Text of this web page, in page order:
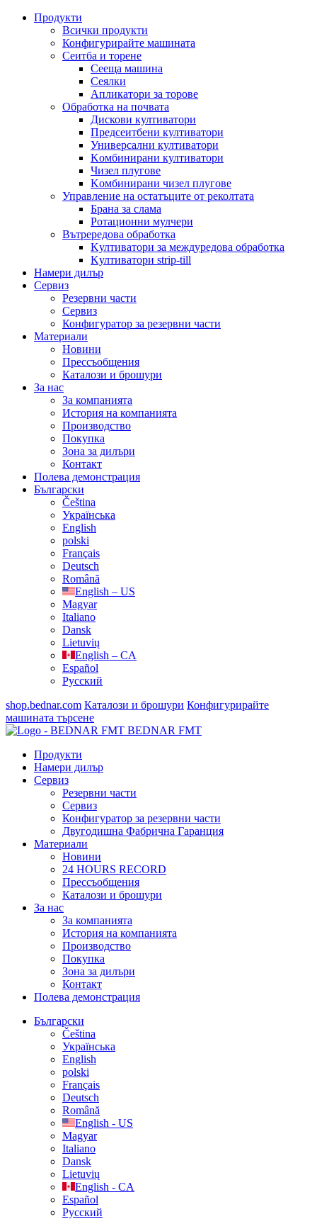
Продукти
Всички продукти
Конфигурирайте машината
Сеитба и торене
Cееща машина
Cеялки
Апликатори за торове
Обработка на почвата
Дискови култиватори
Предсеитбени култиватори
Универсални култиватори
Kомбинирани култиватори
Чизел плугове
Kомбинирани чизел плугове
Управление на остатъците от реколтата
Брана за слама
Pотационни мулчери
Вътрередова обработка
Kултиватори за междуредова обработка
Kултиватори strip-till
Намери дилър
Сервиз
Резервни части
Сервиз
Конфигуратор за резервни части
Материали
Новини
Прессъобщения
Каталози и брошури
За нас
За компанията
История на компанията
Производство
Покупка
Зона за дилъри
Контакт
Полева демонстрация
Български
Čeština
Українська
English
polski
Français
Deutsch
Română
English – US
Magyar
Italiano
Dansk
Lietuvių
English – CA
Español
Русский
shop.bednar.com Каталози и брошури Конфигурирайте
машината търсене
BEDNAR FMT
Продукти
Намери дилър
Сервиз
Резервни части
Сервиз
Конфигуратор за резервни части
Двугодишна Фабрична Гаранция
Материали
Новини
24 HOURS RECORD
Прессъобщения
Каталози и брошури
За нас
За компанията
История на компанията
Производство
Покупка
Зона за дилъри
Контакт
Полева демонстрация
Български
Čeština
Українська
English
polski
Français
Deutsch
Română
English - US
Magyar
Italiano
Dansk
Lietuvių
English - CA
Español
Русский